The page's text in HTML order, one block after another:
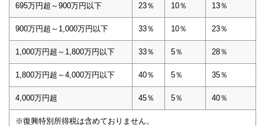
695万円超～900万円以下 23％ 10％ 13％
900万円超～1,000万円以下 33％ 10％ 23％
1,000万円超～1,800万円以下 33％ 5％ 28％
1,800万円超～4,000万円以下 40％ 5％ 35％
4,000万円超 45％ 5％ 40％
※復興特別所得税は含めておりません。